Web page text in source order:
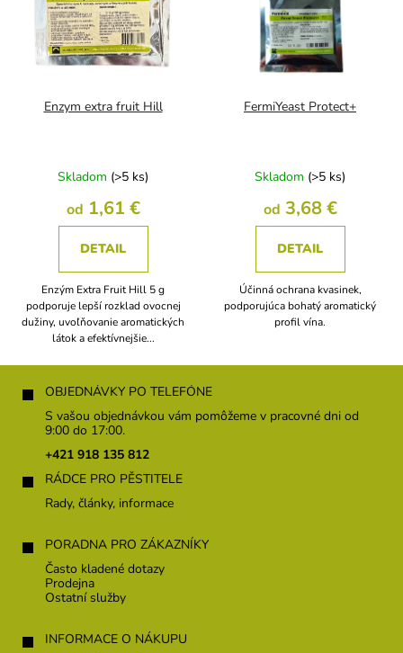
Enzym extra fruit Hill
Skladom (>5 ks)
od 1,61 €
DETAIL
Enzým Extra Fruit Hill 5 g
podporuje lepší rozklad ovocnej
dužiny, uvoľňovanie aromatických
látok a efektívnejšie...
FermiYeast Protect+
Skladom (>5 ks)
od 3,68 €
DETAIL
Účinná ochrana kvasinek,
podporujúca bohatý aromatický
profil vína.
Z
OBJEDNÁVKY PO TELEFÓNE
S vašou objednávkou vám pomôžeme v pracovné dni od
9:00 do 17:00.
+421 918 135 812
RÁDCE PRO PĚSTITELE
Rady, články, informace
PORADNA PRO ZÁKAZNÍKY
Často kladené dotazy
Prodejna
Ostatní služby
INFORMACE O NÁKUPU